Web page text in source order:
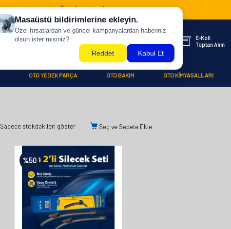
500 TL ÜZERİ KARGO BİZDEN !
E-Koli
Toptan Alım
OTO YEDEK PARÇA OTO BAKIM OTO KİMYASALLARI
Sadece stokdakileri göster Seç ve Sepete Ekle
%50